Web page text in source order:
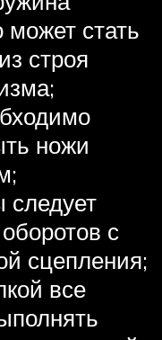
может стать
строя
ножи
следует
с
сцепления;
все